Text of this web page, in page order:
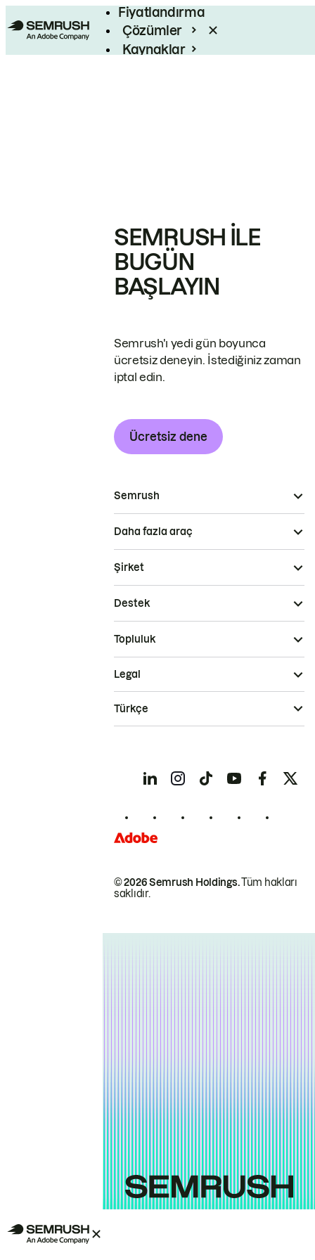
Fiyatlandırma
Çözümler
Kaynaklar
SEMRUSH ILE
BUGÜN
BAŞLAYIN
Semrush'ı yedi gün boyunca
ücretsiz deneyin. İstediğiniz zaman
iptal edin.
Ücretsiz dene
Semrush
Daha fazla araç
Şirket
Destek
Topluluk
© 2026 Semrush Holdings.Tüm hakları
saklıdır.
Legal
Türkçe